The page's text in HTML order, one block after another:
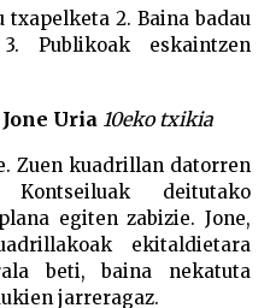
txapelketa 2. Baina badau
Publikoak eskaintzen
Jone Uria 10eko txikia
Zuen kuadrillan datorren
Kontseiluak deitutako
egiten zabizie. Jone,
ekitaldietara
beti, baina nekatuta
jarreragaz.